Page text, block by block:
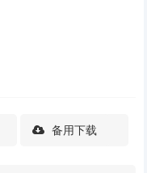
备用下载